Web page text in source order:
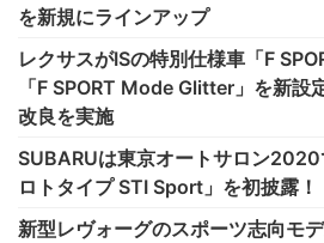
を新規にラインアップ
レクサスがISの特別仕様車「F
「F SPORT Mode Glitter」を新設
改良を実施
SUBARUは東京オートサロン
ロトタイプ STI Sport」を初披露！
新型レヴォーグのスポーツ志向モ